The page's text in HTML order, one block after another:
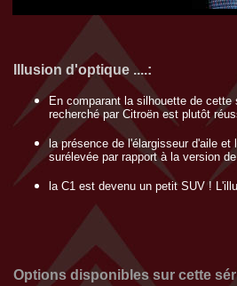
Illusion d'optique ....:
En comparant la silhouette de
recherché par Citroën est plutôt
la présence de l'élargisseur d'aile
surélevée par rapport à la version
la C1 est devenu un petit SUV !
Options disponibles sur cette